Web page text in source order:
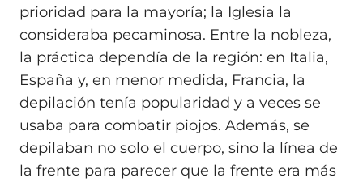
prioridad para la mayoría; la Iglesia la
consideraba pecaminosa. Entre la nobleza,
la práctica dependía de la región: en Italia,
España y, en menor medida, Francia, la
depilación tenía popularidad y a veces se
usaba para combatir piojos. Además, se
depilaban no solo el cuerpo, sino la línea de
la frente para parecer que la frente era más